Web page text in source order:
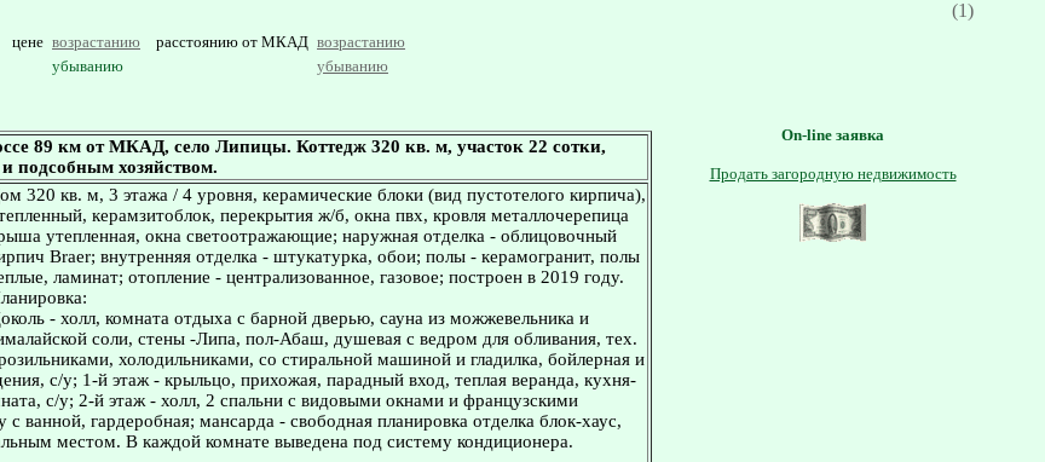
(1)
цене возрастанию расстоянию от МКАД возрастанию
убыванию
убыванию
89 км от МКАД, село Липицы. Коттедж 320 кв. м, участок 22 сотки,
подсобным хозяйством.
320 кв. м, 3 этажа / 4 уровня, керамические блоки (вид пустотелого кирпича),
керамзитоблок, перекрытия ж/б, окна пвх, кровля металлочерепица
утепленная, окна светоотражающие; наружная отделка - облицовочный
Braer; внутренняя отделка - штукатурка, обои; полы - керамогранит, полы
ламинат; отопление - централизованное, газовое; построен в 2019 году.
- холл, комната отдыха с барной дверью, сауна из можжевельника и
соли, стены -Липа, пол-Абаш, душевая с ведром для обливания, тех.
холодильниками, со стиральной машиной и гладилка, бойлерная и
с/у; 1-й этаж - крыльцо, прихожая, парадный вход, теплая веранда, кухня-
с/у; 2-й этаж - холл, 2 спальни с видовыми окнами и французскими
с ванной, гардеробная; мансарда - свободная планировка отделка блок-хаус,
местом. В каждой комнате выведена под систему кондиционера.
On-line заявка
Продать загородную недвижимость